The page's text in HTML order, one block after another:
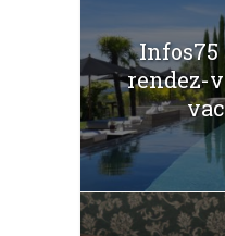
Infos75
rendez-